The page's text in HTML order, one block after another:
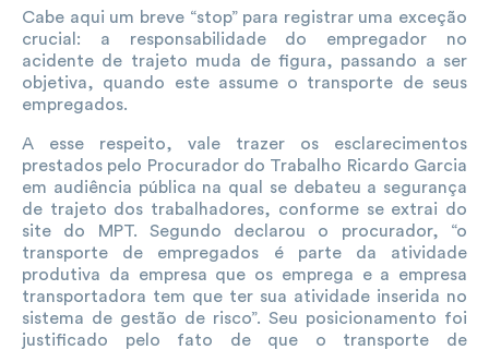
Cabe aqui um breve “stop” para registrar uma exceção
crucial: a responsabilidade do empregador no
acidente de trajeto muda de figura, passando a ser
objetiva, quando este assume o transporte de seus
empregados.
A esse respeito, vale trazer os esclarecimentos
prestados pelo Procurador do Trabalho Ricardo Garcia
em audiência pública na qual se debateu a segurança
de trajeto dos trabalhadores, conforme se extrai do
site do MPT. Segundo declarou o procurador, “o
transporte de empregados é parte da atividade
produtiva da empresa que os emprega e a empresa
transportadora tem que ter sua atividade inserida no
sistema de gestão de risco”. Seu posicionamento foi
justificado pelo fato de que o transporte de